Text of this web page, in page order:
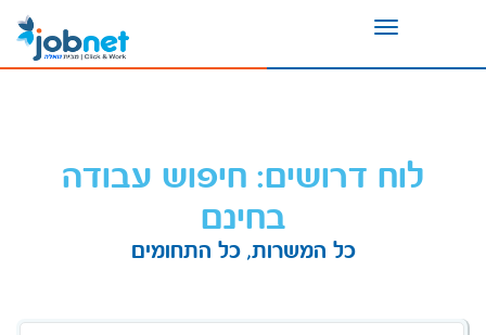
Toggle
לוח דרושים: חיפוש עבודה
בחינם
כל המשרות, כל התחומים